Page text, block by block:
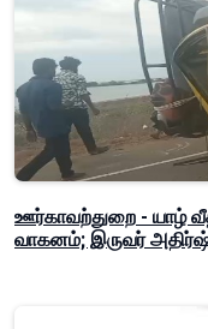
ஊர்காவற்துறை - யாழ்
வாகனம்; இருவர்